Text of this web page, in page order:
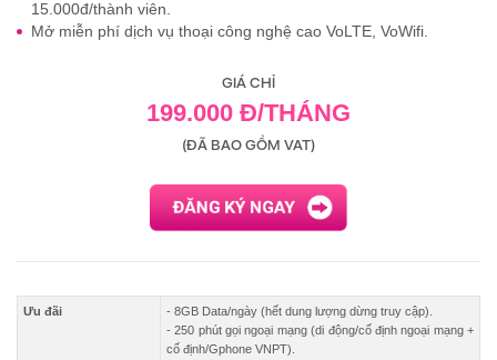
15.000đ/thành viên.
Mở miễn phí dịch vụ thoại công nghệ cao VoLTE, VoWifi.
GIÁ CHỈ
199.000 Đ/THÁNG
(ĐÃ BAO GỒM VAT)
Ưu đãi
- 8GB Data/ngày (hết dung lượng dừng truy cập).
- 250 phút gọi ngoại mạng (di động/cố định ngoại mạng +
cố định/Gphone VNPT).